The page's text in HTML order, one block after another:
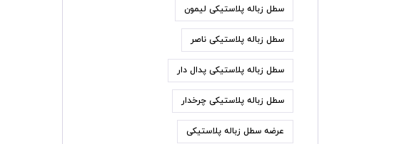
سطل زباله پلاستیکی لیمون
سطل زباله پلاستیکی ناصر
سطل زباله پلاستیکی پدال دار
سطل زباله پلاستیکی چرخدار
عرضه سطل زباله پلاستیکی